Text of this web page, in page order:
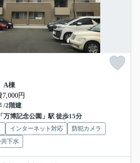
A棟
円
/2階建
万博記念公園」駅 徒歩15分
インターネット対応
防犯カメラ
下水